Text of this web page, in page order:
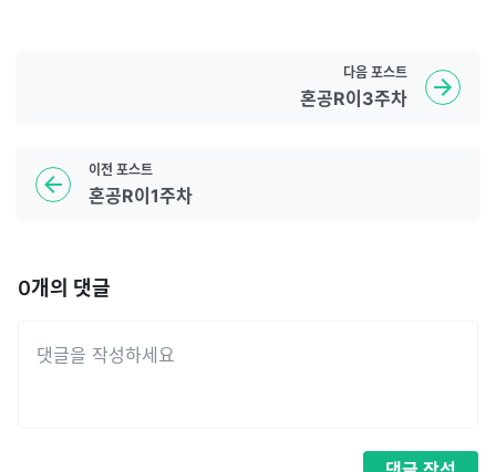
이전 포스트
혼공R이1주차
다음 포스트
혼공R이3주차
0개의 댓글